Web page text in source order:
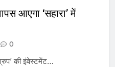
आएगा ‘सहारा’ में
0
की इंवेस्टमेंट…